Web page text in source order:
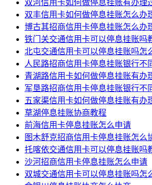
双河信用卡如何做停息挂账有办理
双丰信用卡如何做停息挂账怎么办
博古其招商信用卡停息挂账怎么办
铁门关交通信用卡可以停息挂账吗
北屯交通信用卡可以停息挂账吗怎
人民路招商信用卡停息挂账银行不
青湖路信用卡如何做停息挂账有办
军垦路招商信用卡停息挂账银行不
五家渠信用卡如何做停息挂账有办
草湖停息挂账协商教程
前海信用卡停息挂账怎么申请
图木舒克招商信用卡停息挂账怎么
托喀依交通信用卡可以停息挂账吗
沙河招商信用卡停息挂账怎么申请
双城交通信用卡可以停息挂账吗怎